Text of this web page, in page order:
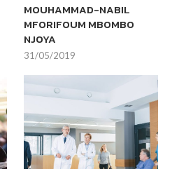
MOUHAMMAD-NABIL
MFORIFOUM MBOMBO
NJOYA
31/05/2019